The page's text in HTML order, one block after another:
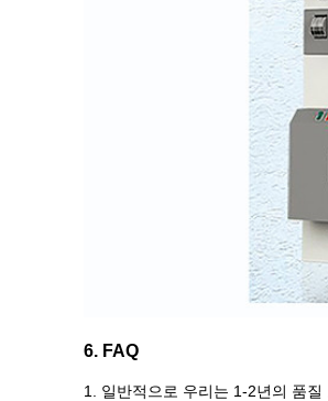
6. FAQ
1. 일반적으로 우리는 1-2년의 품